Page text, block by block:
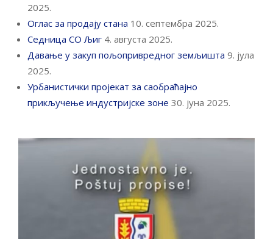
2025.
Оглас за продају стана 10. септембра 2025.
Седница СО Љиг 4. августа 2025.
Давање у закуп пољопривредног земљишта 9. јула
2025.
Урбанистички пројекат за саобраћајно
прикључење индустријске зоне 30. јуна 2025.